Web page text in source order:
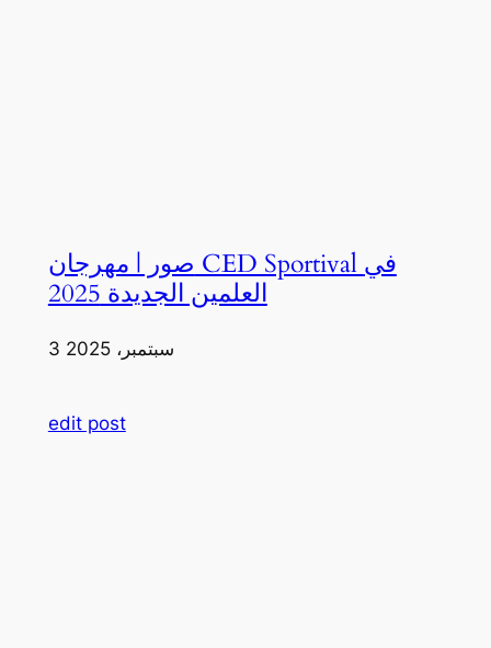
صور | مهرجان CED Sportival في
العلمين الجديدة 2025
3 سبتمبر، 2025
edit post